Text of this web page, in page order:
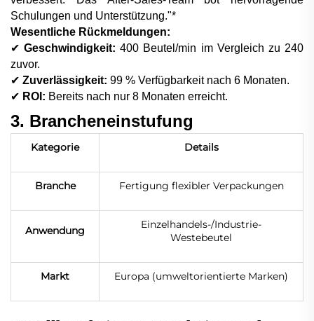
Schulungen und Unterstützung."*
Wesentliche Rückmeldungen:
✔Geschwindigkeit:400 Beutel/min im Vergleich zu 240
zuvor.
✔ Zuverlässigkeit: 99 % Verfügbarkeit nach 6 Monaten.
✔ ROI: Bereits nach nur 8 Monaten erreicht.
3. Brancheneinstufung
Kategorie Details
Branche Fertigung flexibler Verpackungen
Anwendung
Einzelhandels-/Industrie-
Westebeutel
Markt Europa (umweltorientierte Marken)